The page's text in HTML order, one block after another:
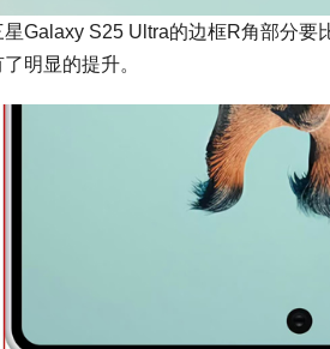
Galaxy S25 Ultra的边框R角部分
明显的提升。